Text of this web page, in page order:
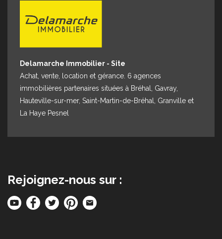
Delamarche Immobilier - Site
Achat, vente, location et gérance. 6 agences
immobilières partenaires situées à Bréhal, Gavray,
Hauteville-sur-mer, Saint-Martin-de-Bréhal, Granville et
La Haye Pesnel
Rejoignez-nous sur :